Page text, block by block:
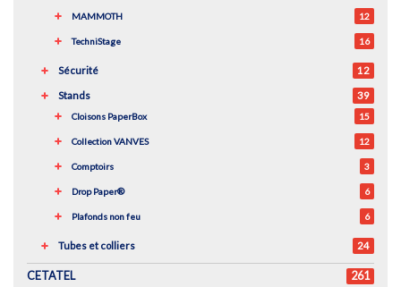
MAMMOTH 12
TechniStage 16
Sécurité 12
Stands 39
Cloisons PaperBox 15
Collection VANVES 12
Comptoirs 3
Drop Paper® 6
Plafonds non feu 6
Tubes et colliers 24
CETATEL 261